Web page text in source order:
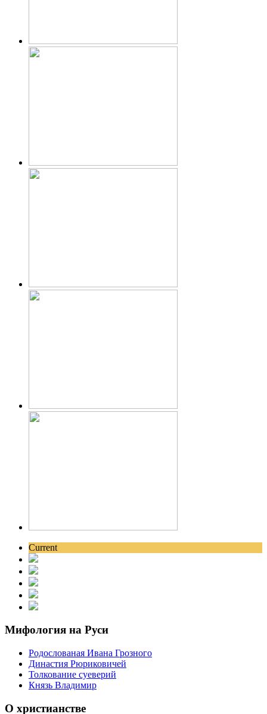
Current
Мифология на Руси
Родослованая Ивана Грозного
Династия Рюриковичей
Толкование суеверий
Князь Владимир
О христианстве